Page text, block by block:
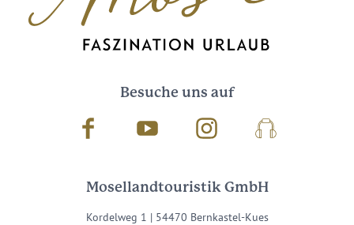
Besuche uns auf
Facebook Youtube InstagramPodcast
Mosellandtouristik GmbH
Kordelweg 1 | 54470 Bernkastel-Kues